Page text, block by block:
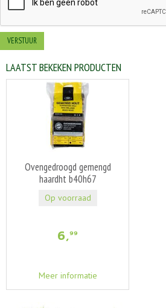
LAATST BEKEKEN PRODUCTEN
Ovengedroogd gemengd
haardht b40h67
6,99
Meer informatie
Op voorraad